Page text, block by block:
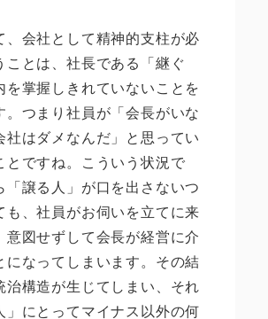
、会社として精神的支柱が必
ことは、社長である「継ぐ
を掌握しきれていないことを
。つまり社員が「会長がいな
社はダメなんだ」と思ってい
とですね。こういう状況で
「譲る人」が口を出さないつ
も、社員がお伺いを立てに来
意図せずして会長が経営に介
になってしまいます。その結
治構造が生じてしまい、それ
」にとってマイナス以外の何